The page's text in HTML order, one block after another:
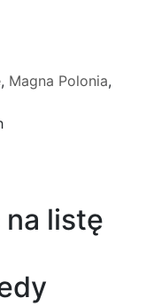
, Magna Polonia,
listę